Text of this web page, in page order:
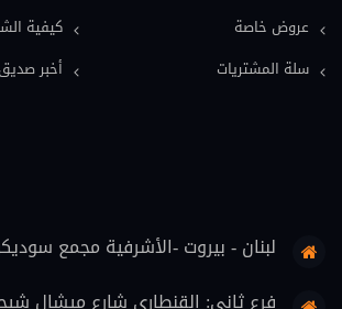
معاجم قانونية (11)
فلسفة قانون (9)
تنفيذ (6)
كيفية
أخبر صديق
عروض خاصة
سلة المشتريات
لبنان - بيروت -الأشرفية مجمع
فرع ثاني: القنطاري شارع ميشال